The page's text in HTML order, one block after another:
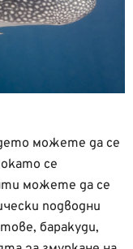
можете да се
се
можете да се
подводни
баракуди,